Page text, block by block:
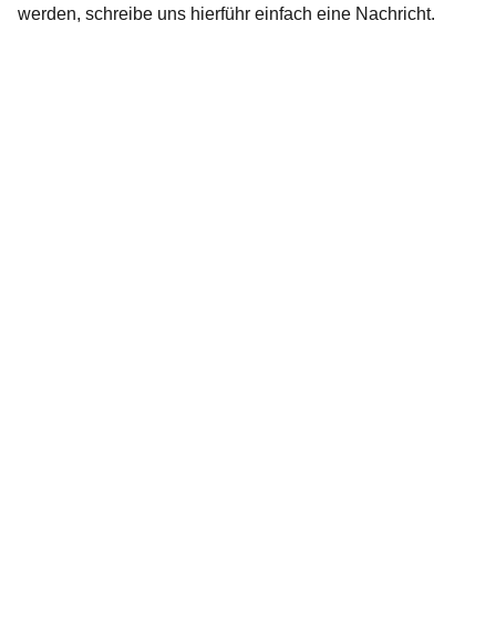
werden, schreibe uns hierführ einfach eine Nachricht.